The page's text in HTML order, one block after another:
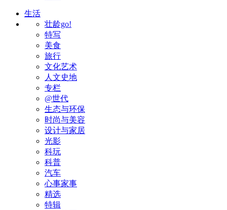
生活
壮龄go!
特写
美食
旅行
文化艺术
人文史地
专栏
@世代
生态与环保
时尚与美容
设计与家居
光影
科玩
科普
汽车
心事家事
精选
特辑